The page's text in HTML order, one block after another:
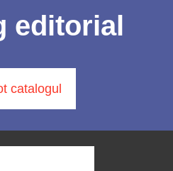
editorial
catalogul